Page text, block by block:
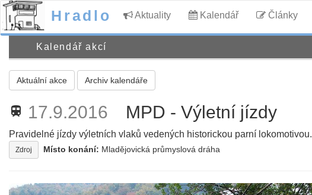
Hradlo Aktuality Kalendář Články
Kalendář akcí
Aktuální akce Archiv kalendáře
train 17.9.2016 MPD - Výletní jízdy
Pravidelné jízdy výletních vlaků vedených historickou parní lokomotivou.
Zdroj Místo konání: Mladějovická průmyslová dráha